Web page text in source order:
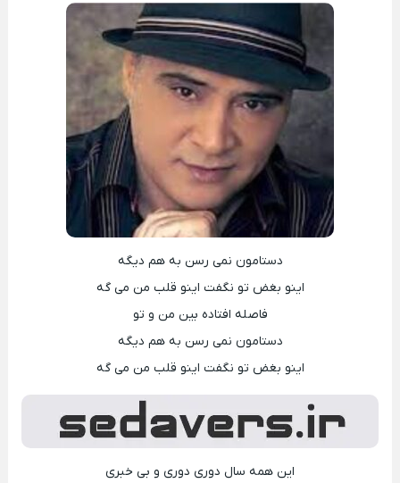
دستامون نمی رسن به هم دیگه
اینو بغض تو نگفت اینو قلب من می گه
فاصله افتاده بین من و تو
دستامون نمی رسن به هم دیگه
اینو بغض تو نگفت اینو قلب من می گه
این همه سال دوری دوری و بی خبری